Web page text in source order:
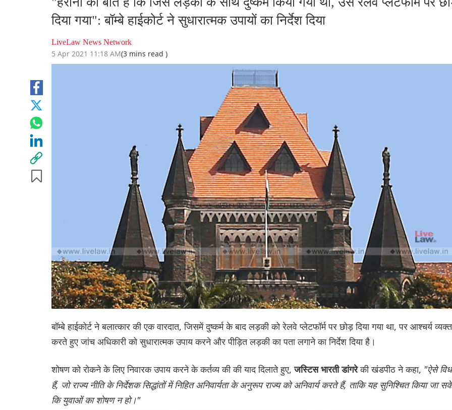
दिया गया": बॉम्बे हाईकोर्ट ने सुधारात्मक उपायों का निर्देश दिया
LiveLaw News Network
5 Apr 2021 11:18 AM(3 mins read )
बॉम्बे हाईकोर्ट ने बलात्कार की एक वारदात, जिसमें दुष्कर्म के बाद लड़की को रेलवे प्लेटफॉर्म पर छोड़ दिया गया था, पर आश्चर्य व्यक्त
करते हुए जांच अधिकारी को सुधारात्मक उपाय करने और पीड़ित लड़की का पता लगाने का निर्देश दिया है।
शोषण को रोकने के लिए निवारक उपाय करने के कर्तव्य की की याद दिलाते हुए,ज‌स्ट‌िस भारती डांगरेकी खंडपीठ ने कहा, "ऐसे
हैं, जो राज्य नीति के निर्देशक सिद्धांतों में निहित अनिवार्यता के अनुरूप राज्य को अनिवार्य करते हैं, ताकि यह सुनिश्चित किया जा
कि युवाओं का शोषण न हो।"